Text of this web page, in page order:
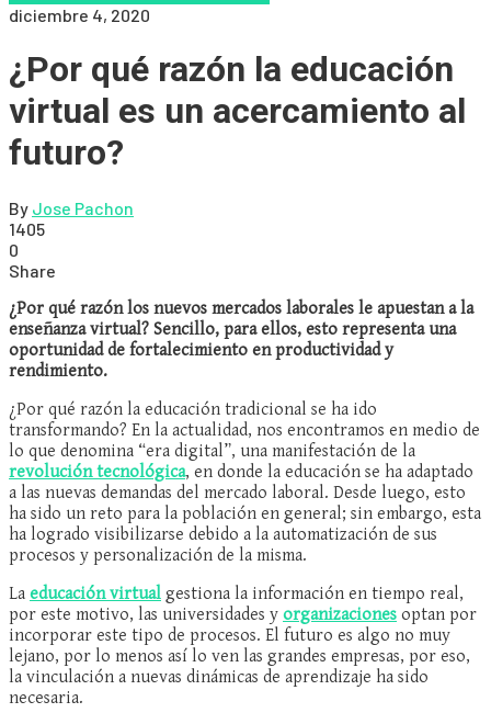
diciembre 4, 2020
¿Por qué razón la educación
virtual es un acercamiento al
futuro?
By Jose Pachon
1405
0
Share
¿Por qué razón los nuevos mercados laborales le apuestan a la
enseñanza virtual? Sencillo, para ellos, esto representa una
oportunidad de fortalecimiento en productividad y
rendimiento.
¿Por qué razón la educación tradicional se ha ido
transformando? En la actualidad, nos encontramos en medio de
lo que denomina “era digital”, una manifestación de la
revolución tecnológica, en donde la educación se ha adaptado
a las nuevas demandas del mercado laboral. Desde luego, esto
ha sido un reto para la población en general; sin embargo, esta
ha logrado visibilizarse debido a la automatización de sus
procesos y personalización de la misma.
La educación virtual gestiona la información en tiempo real,
por este motivo, las universidades y organizaciones optan por
incorporar este tipo de procesos. El futuro es algo no muy
lejano, por lo menos así lo ven las grandes empresas, por eso,
la vinculación a nuevas dinámicas de aprendizaje ha sido
necesaria.